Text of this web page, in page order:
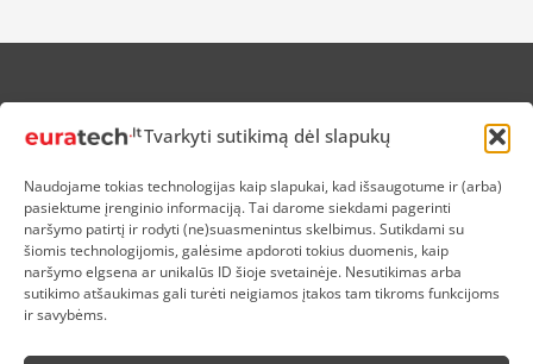
Tvarkyti sutikimą dėl slapukų
Naudojame tokias technologijas kaip slapukai, kad išsaugotume ir (arba)
pasiektume įrenginio informaciją. Tai darome siekdami pagerinti
naršymo patirtį ir rodyti (ne)suasmenintus skelbimus. Sutikdami su
šiomis technologijomis, galėsime apdoroti tokius duomenis, kaip
naršymo elgsena ar unikalūs ID šioje svetainėje. Nesutikimas arba
sutikimo atšaukimas gali turėti neigiamos įtakos tam tikroms funkcijoms
ir savybėms.
APIE MUS
NUOLAIDOS HEROJAMS
PREKIŲ IR PINIGŲ GRĄŽINIMAS
ATSISKAITYMAS
D.U.K
KOKYBĖS POLITIKA
SLAPUKŲ POLITIKA
SĄLYGOS IR TAISYKLĖS